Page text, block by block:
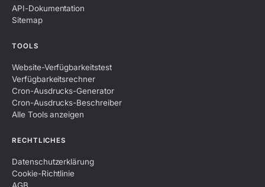
API-Dokumentation
Sitemap
TOOLS
Website-Verfügbarkeitstest
Verfügbarkeitsrechner
Cron-Ausdrucks-Generator
Cron-Ausdrucks-Beschreiber
Alle Tools anzeigen
RECHTLICHES
Datenschutzerklärung
Cookie-Richtlinie